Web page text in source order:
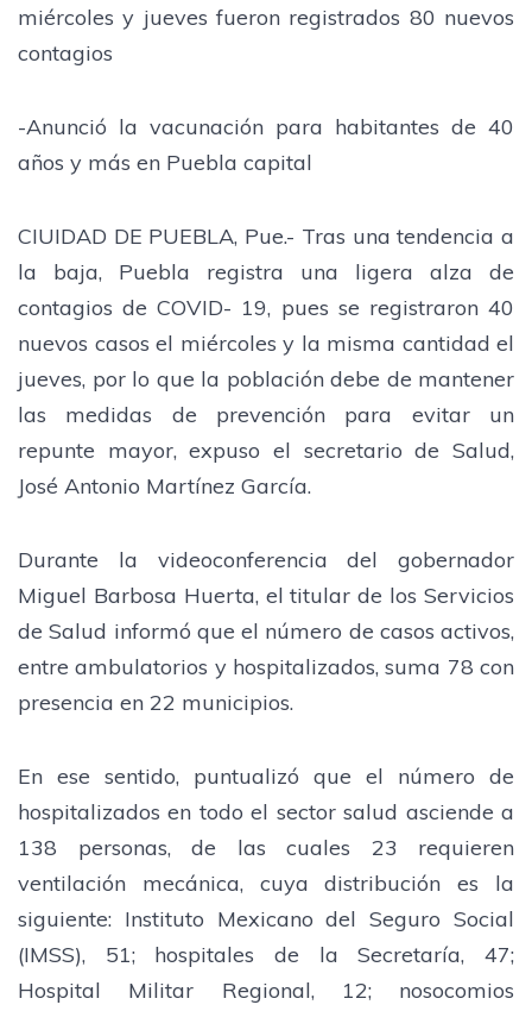
miércoles y jueves fueron registrados 80 nuevos
contagios
-Anunció la vacunación para habitantes de 40
años y más en Puebla capital
CIUIDAD DE PUEBLA, Pue.- Tras una tendencia a
la baja, Puebla registra una ligera alza de
contagios de COVID- 19, pues se registraron 40
nuevos casos el miércoles y la misma cantidad el
jueves, por lo que la población debe de mantener
las medidas de prevención para evitar un
repunte mayor, expuso el secretario de Salud,
José Antonio Martínez García.
Durante la videoconferencia del gobernador
Miguel Barbosa Huerta, el titular de los Servicios
de Salud informó que el número de casos activos,
entre ambulatorios y hospitalizados, suma 78 con
presencia en 22 municipios.
En ese sentido, puntualizó que el número de
hospitalizados en todo el sector salud asciende a
138 personas, de las cuales 23 requieren
ventilación mecánica, cuya distribución es la
siguiente: Instituto Mexicano del Seguro Social
(IMSS), 51; hospitales de la Secretaría, 47;
Hospital Militar Regional, 12; nosocomios